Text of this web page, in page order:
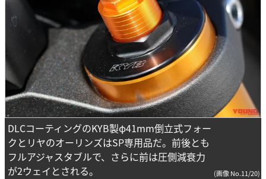
DLCコーティングのKYB製φ41mm倒立式フォー
クとリヤのオーリンズはSP専用品だ。前後とも
フルアジャスタブルで、さらに前は圧側減衰力
が2ウェイとされる。
(画像 No.11/20)